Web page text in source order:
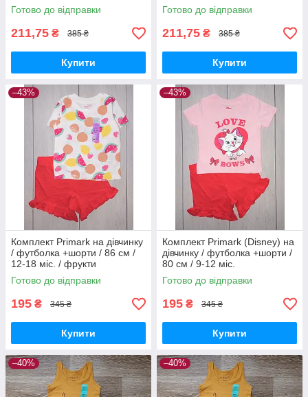
Готово до відправки
211,75 ₴ 385 ₴
Купити
Готово до відправки
211,75 ₴ 385 ₴
Купити
–43%
Комплект Primark на дівчинку
/ футболка +шорти / 86 см /
12-18 міс. / фрукти
Готово до відправки
195 ₴ 345 ₴
Купити
–43%
Комплект Primark (Disney) на
дівчинку / футболка +шорти /
80 см / 9-12 міс.
Готово до відправки
195 ₴ 345 ₴
Купити
–40% –40%